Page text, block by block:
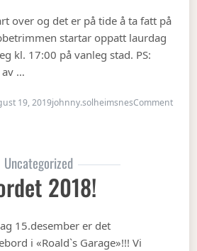
over og det er på tide å ta fatt på
startar oppatt laurdag
kl. 17:00 på vanleg stad. PS:
av …
19, 2019johnny.solheimsnesCommenton
Uncategorized
2018!
15.desember er det
i «Roald`s Garage»!!! Vi